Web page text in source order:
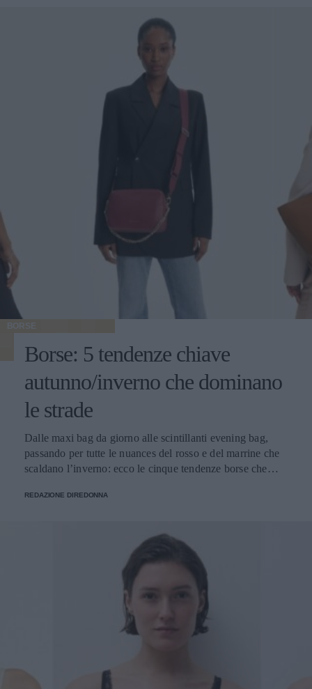
BORSE
Borse: 5 tendenze chiave
autunno/inverno che dominano
le strade
Dalle maxi bag da giorno alle scintillanti evening bag,
passando per tutte le nuances del rosso e del marrine che
scaldano l’inverno: ecco le cinque tendenze borse che
REDAZIONE DIREDONNA